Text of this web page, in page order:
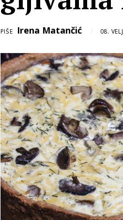
PIŠE Irena Matančić 08.